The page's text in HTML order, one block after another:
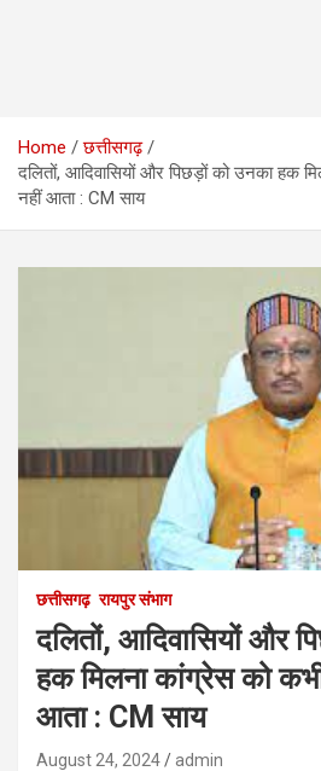
Home
छत्तीसगढ़
दलितों, आदिवासियों और पिछड़ों को उनका हक
नहीं आता : CM साय
छत्तीसगढ़ रायपुर संभाग
दलितों, आदिवासियों और
हक मिलना कांग्रेस को
आता : CM साय
August 24, 2024 admin